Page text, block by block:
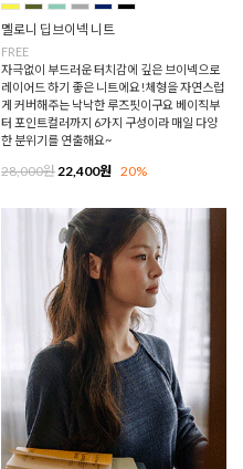
멜로니 딥브이넥 니트
FREE
자극없이 부드러운 터치감에 깊은 브이넥으로
레이어드 하기 좋은 니트에요!체형을 자연스럽
게 커버해주는 낙낙한 루즈핏이구요 베이직부
터 포인트컬러까지 6가지 구성이라 매일 다양
한 분위기를 연출해요~
28,000원22,400원 20%